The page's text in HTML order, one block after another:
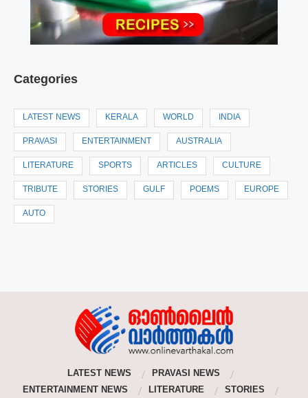
Categories
LATEST NEWS KERALA WORLD INDIA
PRAVASI ENTERTAINMENT AUSTRALIA
LITERATURE SPORTS ARTICLES CULTURE
TRIBUTE STORIES GULF POEMS EUROPE
AUTO
LATEST NEWS
PRAVASI NEWS
ENTERTAINMENT NEWS
LITERATURE STORIES